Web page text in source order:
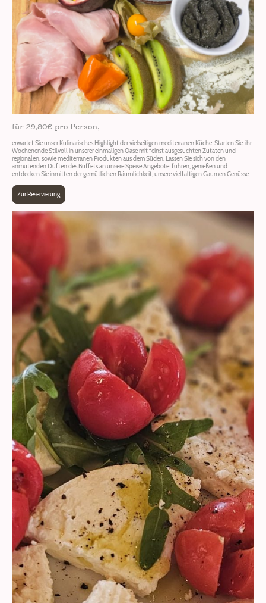
für 29,80€ pro Person,
erwartet Sie unser Kulinarisches Highlight der vielseitigen mediterranen Küche. Starten Sie ihr
Wochenende Stilvoll in unserer einmaligen Oase mit feinst ausgesuchten Zutaten und
regionalen, sowie mediterranen Produkten aus dem Süden. Lassen Sie sich von den
anmutenden Düften des Buffets an unsere Speise Angebote führen, genießen und
entdecken Sie inmitten der gemütlichen Räumlichkeit, unsere vielfältigen Gaumen Genüsse.
Zur Reservierung